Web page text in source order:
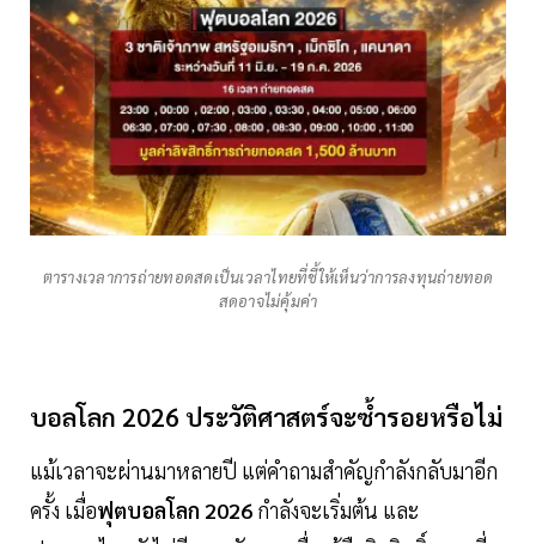
ตารางเวลาการถ่ายทอดสดเป็นเวลาไทยที่ชี้ให้เห็นว่าการลงทุนถ่ายทอด
สดอาจไม่คุ้มค่า
บอลโลก 2026 ประวัติศาสตร์จะซ้ำรอยหรือไม่
แม้เวลาจะผ่านมาหลายปี แต่คำถามสำคัญกำลังกลับมาอีก
ครั้ง เมื่อฟุตบอลโลก 2026 กำลังจะเริ่มต้น และ